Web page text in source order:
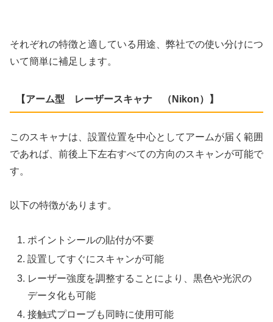
それぞれの特徴と適している用途、弊社での使い分けにつ
いて簡単に補足します。
【アーム型 レーザースキャナ （Nikon）】
このスキャナは、設置位置を中心としてアームが届く範囲
であれば、前後上下左右すべての方向のスキャンが可能で
す。
以下の特徴があります。
ポイントシールの貼付が不要
設置してすぐにスキャンが可能
レーザー強度を調整することにより、黒色や光沢の
データ化も可能
接触式プローブも同時に使用可能